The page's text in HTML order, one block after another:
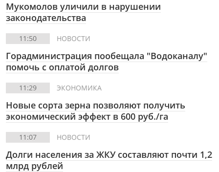
Мукомолов уличили в нарушении
законодательства
11:50 НОВОСТИ
Горадминистрация пообещала "Водоканалу"
помочь с оплатой долгов
11:29 ЭКОНОМИКА
Новые сорта зерна позволяют получить
экономический эффект в 600 руб./га
11:07 НОВОСТИ
Долги населения за ЖКУ составляют почти 1,2
млрд рублей